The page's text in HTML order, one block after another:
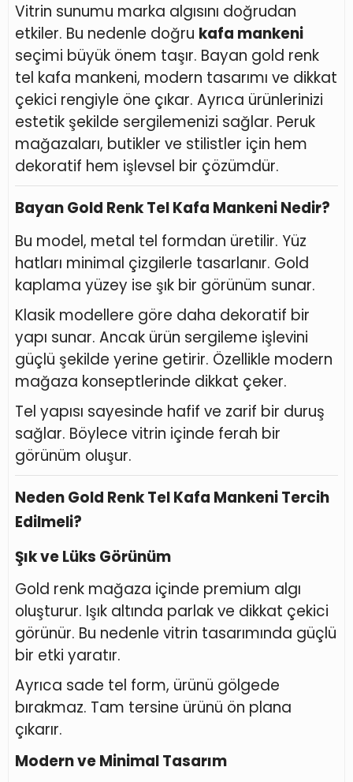
Vitrin sunumu marka algısını doğrudan
etkiler. Bu nedenle doğru kafa mankeni
seçimi büyük önem taşır. Bayan gold renk
tel kafa mankeni, modern tasarımı ve dikkat
çekici rengiyle öne çıkar. Ayrıca ürünlerinizi
estetik şekilde sergilemenizi sağlar. Peruk
mağazaları, butikler ve stilistler için hem
dekoratif hem işlevsel bir çözümdür.
Bayan Gold Renk Tel Kafa Mankeni Nedir?
Bu model, metal tel formdan üretilir. Yüz
hatları minimal çizgilerle tasarlanır. Gold
kaplama yüzey ise şık bir görünüm sunar.
Klasik modellere göre daha dekoratif bir
yapı sunar. Ancak ürün sergileme işlevini
güçlü şekilde yerine getirir. Özellikle modern
mağaza konseptlerinde dikkat çeker.
Tel yapısı sayesinde hafif ve zarif bir duruş
sağlar. Böylece vitrin içinde ferah bir
görünüm oluşur.
Neden Gold Renk Tel Kafa Mankeni Tercih
Edilmeli?
Şık ve Lüks Görünüm
Gold renk mağaza içinde premium algı
oluşturur. Işık altında parlak ve dikkat çekici
görünür. Bu nedenle vitrin tasarımında güçlü
bir etki yaratır.
Ayrıca sade tel form, ürünü gölgede
bırakmaz. Tam tersine ürünü ön plana
çıkarır.
Modern ve Minimal Tasarım